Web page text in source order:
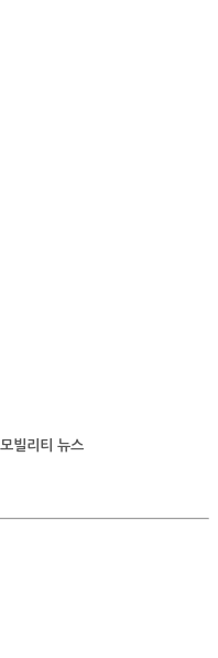
빌리티 뉴스